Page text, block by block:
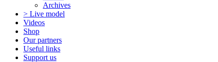
Archives
> Live model
Videos
Shop
Our partners
Useful links
Support us